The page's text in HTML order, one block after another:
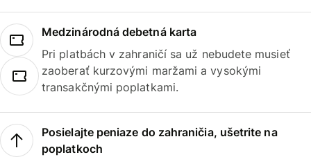
Medzinárodná debetná karta
Pri platbách v zahraničí sa už nebudete musieť
zaoberať kurzovými maržami a vysokými
transakčnými poplatkami.
Posielajte peniaze do zahraničia, ušetrite na
poplatkoch